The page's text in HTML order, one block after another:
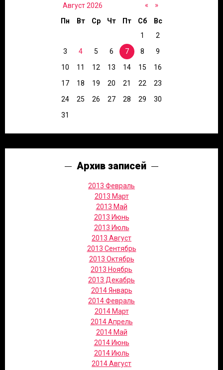
«
Август 2026 »
Пн Вт Ср Чт Пт Сб
Вс
1
2
3
4 5 6 7 8
9
10
11 12 13 14 15
16
17
18 19 20 21 22
23
24
25 26 27 28 29
30
31
Архив записей
2013 Февраль
2013 Март
2013 Май
2013 Июнь
2013 Июль
2013 Август
2013 Сентябрь
2013 Октябрь
2013 Ноябрь
2013 Декабрь
2014 Январь
2014 Февраль
2014 Март
2014 Апрель
2014 Май
2014 Июнь
2014 Июль
2014 Август